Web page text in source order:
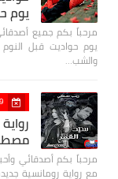
يوم
يوم حواديت قبل
والشب…
29
مرحباً بكم أصدقائي
مع رواية رومانسية